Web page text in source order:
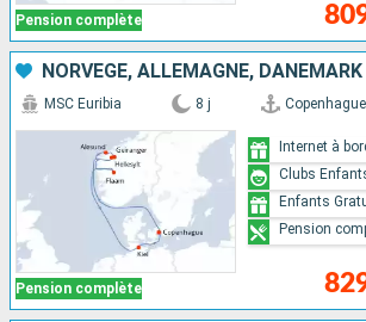
Pension complète
NORVÈGE, ALLEMAGNE, DANEMARK
Pension complète
MSC Euribia 8 j Copenhague
Internet à
Clubs
Enfants
Pension